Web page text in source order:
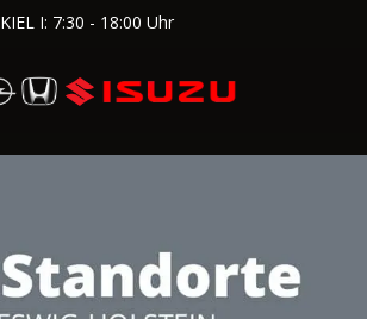
KIEL I: 7:30 - 18:00 Uhr